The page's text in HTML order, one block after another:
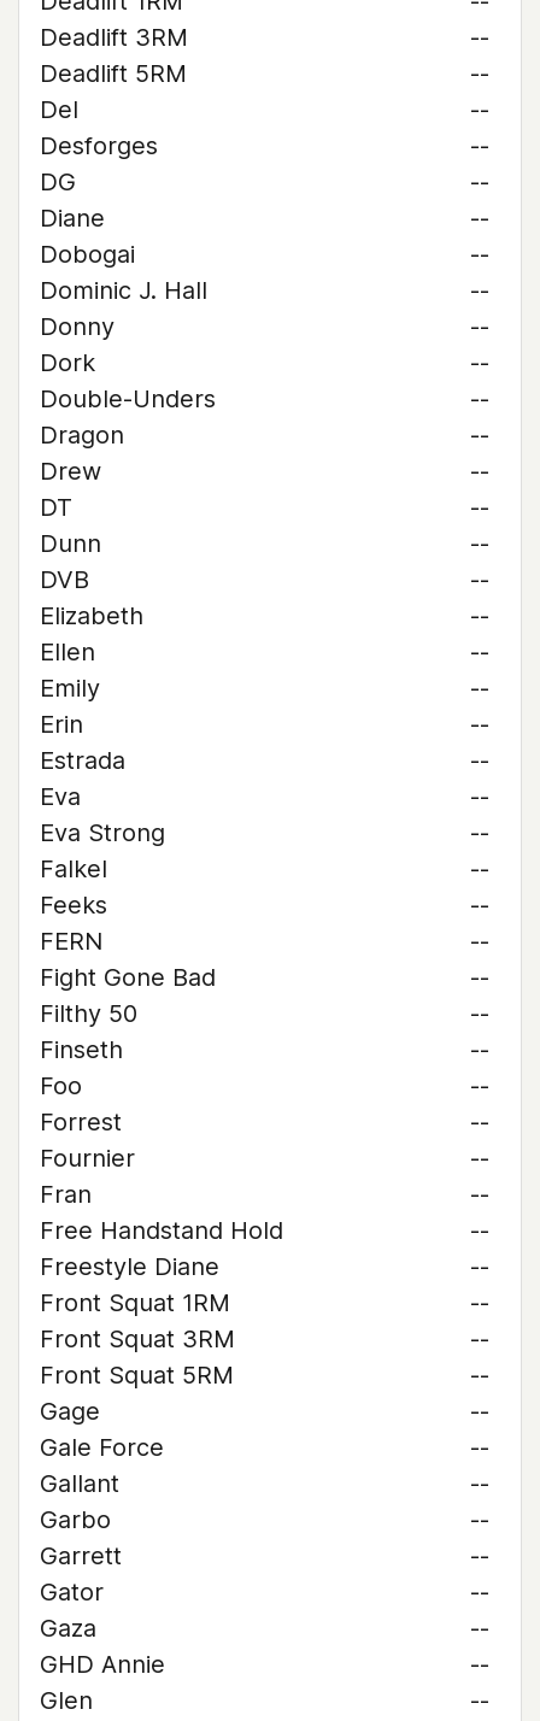
Deadlift 3RM
--
Deadlift 5RM
--
Del
--
Desforges
--
DG
--
Diane
--
Dobogai
--
Dominic J. Hall
--
Donny
--
Dork
--
Double-Unders
--
Dragon
--
Drew
--
DT
--
Dunn
--
DVB
--
Elizabeth
--
Ellen
--
Emily
--
Erin
--
Estrada
--
Eva
--
Eva Strong
--
Falkel
--
Feeks
--
FERN
--
Fight Gone Bad
--
Filthy 50
--
Finseth
--
Foo
--
Forrest
--
Fournier
--
Fran
--
Free Handstand Hold
--
Freestyle Diane
--
Front Squat 1RM
--
Front Squat 3RM
--
Front Squat 5RM
--
Gage
--
Gale Force
--
Gallant
--
Garbo
--
Garrett
--
Gator
--
Gaza
--
GHD Annie
--
Glen
--